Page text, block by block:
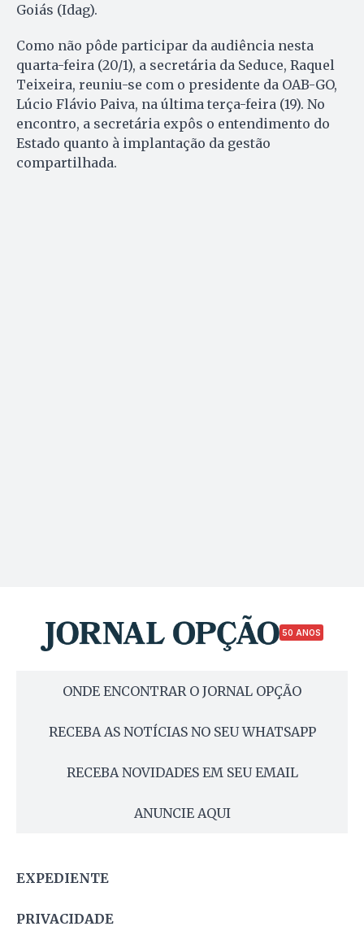
Goiás (Idag).
Como não pôde participar da audiência nesta
quarta-feira (20/1), a secretária da Seduce, Raquel
Teixeira, reuniu-se com o presidente da OAB-GO,
Lúcio Flávio Paiva, na última terça-feira (19). No
encontro, a secretária expôs o entendimento do
Estado quanto à implantação da gestão
compartilhada.
50 ANOS
ONDE ENCONTRAR O JORNAL OPÇÃO
RECEBA AS NOTÍCIAS NO SEU WHATSAPP
RECEBA NOVIDADES EM SEU EMAIL
ANUNCIE AQUI
EXPEDIENTE
PRIVACIDADE